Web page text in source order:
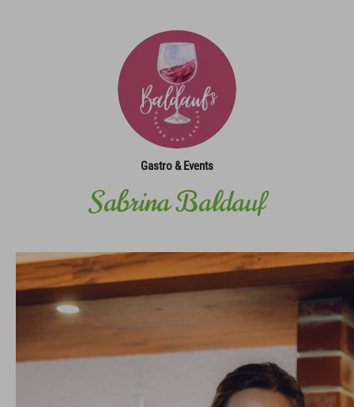
+49 151 538 719 83
Gastro & Events
Sabrina Baldauf